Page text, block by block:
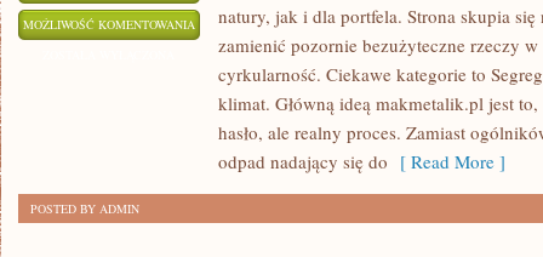
MOŻLIWOŚĆ KOMENTOWANIA RECYKLING
natury, jak i dla portfela. Strona skupia
zamienić pozornie bezużyteczne rzeczy
cyrkularność. Ciekawe kategorie to
klimat. Główną ideą makmetalik.pl jest
hasło, ale realny proces. Zamiast
odpad nadający się do [ Read More ]
POSTED BY ADMIN